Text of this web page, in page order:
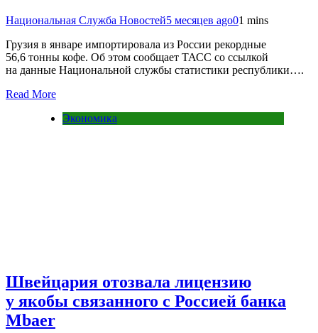
Национальная Служба Новостей5 месяцев ago01 mins
Грузия в январе импортировала из России рекордные
56,6 тонны кофе. Об этом сообщает ТАСС со ссылкой
на данные Национальной службы статистики республики….
Read More
Экономика
Швейцария отозвала лицензию
у якобы связанного с Россией банка
Mbaer